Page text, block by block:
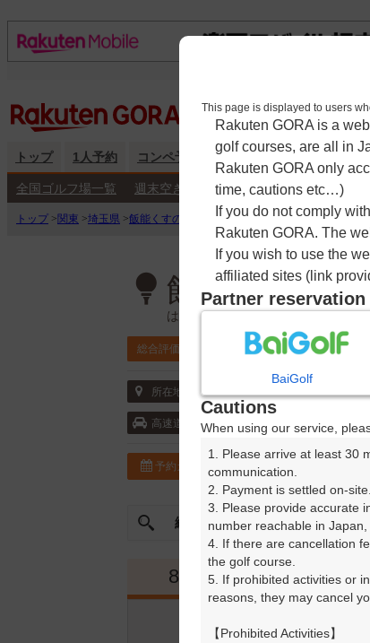
トップ 1人予約 コンペ予約 海外予約 キャンペーン
全国ゴルフ場一覧 週末空き枠検索 平日空き枠検索
トップ > 関東 >埼玉県 >飯能くすの樹カントリー倶楽部【ＰＧＭ】> 予約
飯能くすの樹
はんのうくすのきかんとりーくらぶ
総合評価 3.8 ポイント利用
所在地 〒357-0066 埼玉県 飯能市大字小岩
高速道 首都圏中央連絡自動車道・狭山日
予約カレンダー
絞込み 曜日やスタート時間を
8月 9月
アイコン
This page is displayed to users
Rakuten GORA is a
golf courses, are all in
Rakuten GORA only
time, cautions etc…)
If you do not comply
Rakuten GORA. The
If you wish to use the
affiliated sites (link
Partner
BaiGolf
Cautions
When using our service,
1. Please arrive at least 30
communication.
2. Payment is settled on-
3. Please provide accurate
number reachable in
4. If there are cancellation
the golf course.
5. If prohibited activities or
reasons, they may cancel
【Prohibited Activities】